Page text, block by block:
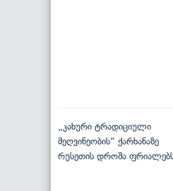
„კახური ტრადიციული
მეღვინეობის“ ქარხანაზე
რუსეთის დროშა